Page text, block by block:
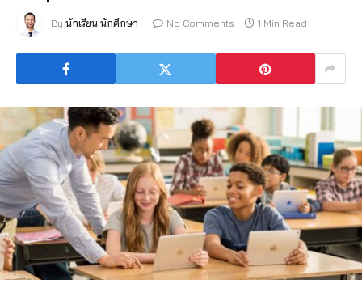
By นักเรียน นักศึกษา No Comments 1 Min Read